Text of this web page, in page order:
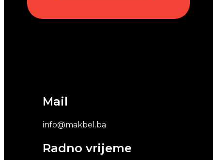
Mail
info@makbel.ba
Radno vrijeme